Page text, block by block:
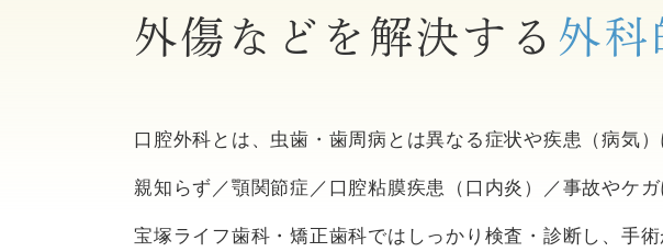
外傷などを解決する 外科
口腔外科とは、虫歯・歯周病とは異なる症状や疾患（病気
親知らず／顎関節症／口腔粘膜疾患（口内炎）／事故やケ
宝塚ライフ歯科・矯正歯科ではしっかり検査・診断し、手